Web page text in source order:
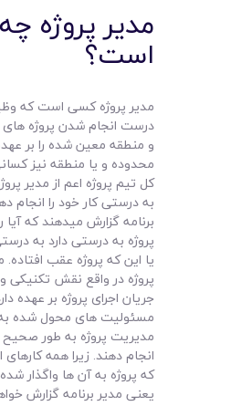
مدیر پروژه
است؟
مدیر پروژه کسی است که
درست انجام شدن پروژه های
و منطقه معین شده را بر
محدوده و یا منطقه نیز
کل تیم پروژه اعم از مدیر
به درستی کار خود را انجام
برنامه گزارش میدهند که
پروژه به درستی دارد به
یا این که پروژه عقب افتاده.
پروژه در واقع نقش تکنیکی و
جریان اجرای پروژه بر عهده
مسئولیت های محول شده به
مدیریت پروژه به طور صحیح
انجام دهند. زیرا همه
که پروژه به آن ها واگذار
یعنی مدیر برنامه گزارش